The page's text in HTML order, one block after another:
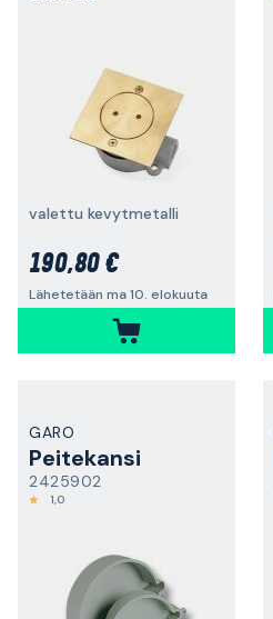
valettu kevytmetalli
190,80 €
Lähetetään ma 10. elokuuta
GARO
Peitekansi
2425902
1,0